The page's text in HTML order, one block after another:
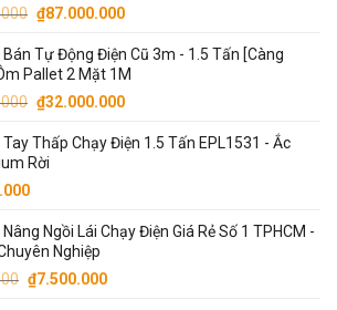
Giá
là:
₫90.000.000.
₫87.000.000Giá
tại
là:
₫87.000.000.
Bán Tự Động Điện Cũ 3m - 1.5 Tấn [Càng
Pallet 2 Mặt 1M
Giá
là:
₫33.000.000.
₫32.000.000Giá
tại
Thấp Chạy Điện 1.5 Tấn EPL1531 - Ắc
Rời
Ngồi Lái Chạy Điện Giá Rẻ Số 1 TPHCM -
Nghiệp
Giá
₫7.500.000Giá